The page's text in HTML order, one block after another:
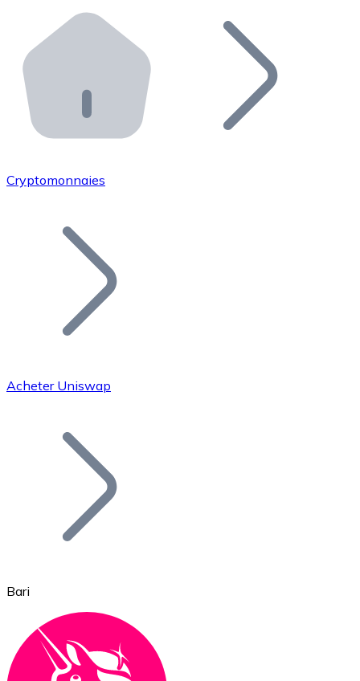
Distributeurs automatiques Bitnovo
Intégrez un ATM Bitnovo dans votre entreprise et
API Bitnovo
Intégrez notre API dans votre écosystème.
Rejoignez notre réseau de distributeurs et
Ajoutez le token de votre projet à notre service
Bitcoin
Ethereum
Cryptomonnaies
Acheter Uniswap
Bari